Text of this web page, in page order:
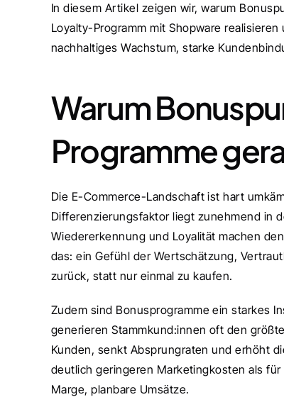
In diesem Artikel zeigen wir, warum
Loyalty-Programm mit Shopware
nachhaltiges Wachstum, starke
Warum
Programme
Die E-Commerce-Landschaft ist hart
Differenzierungsfaktor liegt zunehmend in
Wiedererkennung und Loyalität machen
das: ein Gefühl der Wertschätzung,
zurück, statt nur einmal zu kaufen.
Zudem sind Bonusprogramme ein starkes
generieren Stammkund:innen oft den
Kunden, senkt Absprungraten und erhöht
deutlich geringeren Marketingkosten als
Marge, planbare Umsätze.